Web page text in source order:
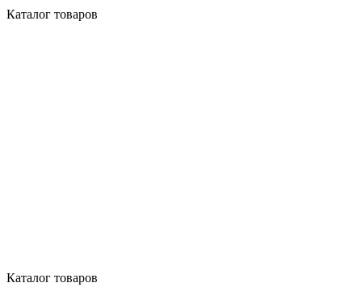
Каталог товаров
Каталог товаров